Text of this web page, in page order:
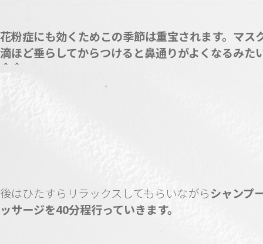
花粉症にも効くためこの季節は重宝されます。マス
滴ほど垂らしてからつけると鼻通りがよくなるみた
＾＾
後はひたすらリラックスしてもらいながらシャンプ
ッサージを40分程行っていきます。